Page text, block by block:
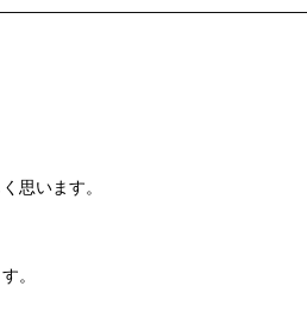
思います。
。